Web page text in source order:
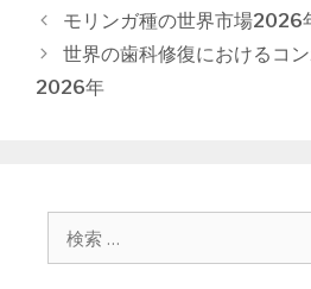
テ
ゴ
ー
投
稿
ナ
ョ
モリンガ種の世界市場2026
世界の歯科修復におけるコ
2026年